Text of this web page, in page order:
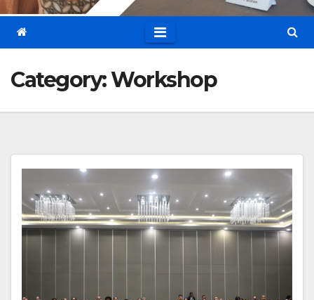
Category:Workshop